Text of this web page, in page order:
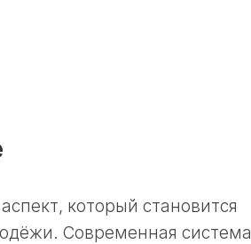
который становится
Современная система